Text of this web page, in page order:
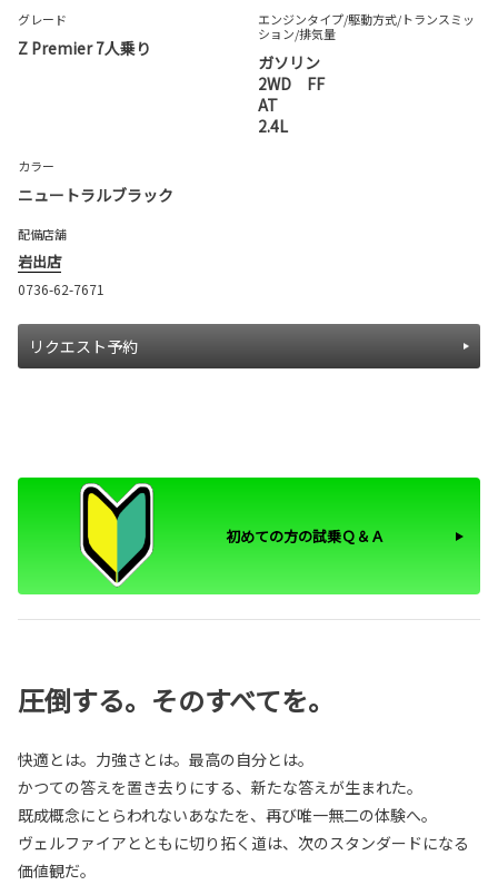
グレード
Z Premier 7人乗り
エンジンタイプ/駆動方式/トランスミッ
ション/排気量
ガソリン
2WD FF
AT
2.4L
カラー
ニュートラルブラック
配備店舗
岩出店
0736-62-7671
リクエスト予約
初めての方の試乗Ｑ＆Ａ
圧倒する。そのすべてを。
快適とは。力強さとは。最高の自分とは。
かつての答えを置き去りにする、新たな答えが生まれた。
既成概念にとらわれないあなたを、再び唯一無二の体験へ。
ヴェルファイアとともに切り拓く道は、次のスタンダードになる
価値観だ。